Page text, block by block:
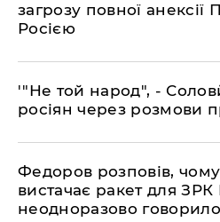
загрозу повної анексії
Росією
​'"Не той народ", -
росіян через розмови
​Федоров розповів, чому
вистачає ракет для
неодноразово